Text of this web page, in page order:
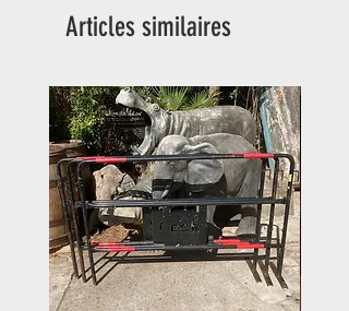
Articles similaires